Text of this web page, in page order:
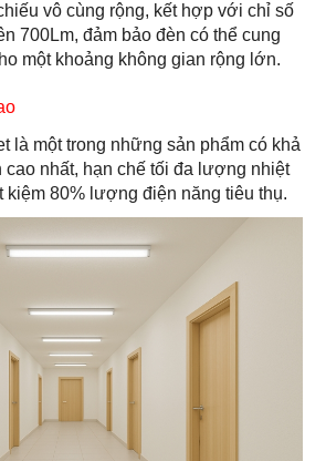
vô cùng rộng, kết hợp với chỉ số
700Lm, đảm bảo đèn có thể cung
một khoảng không gian rộng lớn.
là một trong những sản phẩm có khả
cao nhất, hạn chế tối đa lượng nhiệt
kiệm 80% lượng điện năng tiêu thụ.